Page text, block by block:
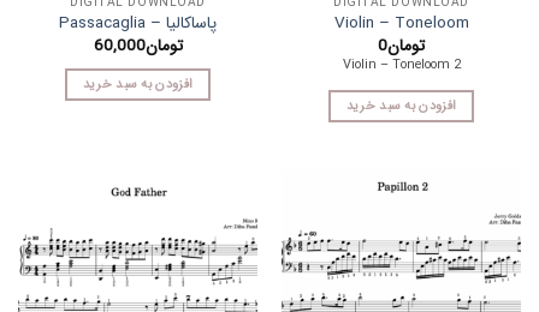
Violin – Toneloom
تومان0
Violin – Toneloom 2
افزودن به سبد خرید
پاساکالیا – Passacaglia
تومان60,000
افزودن به سبد خرید